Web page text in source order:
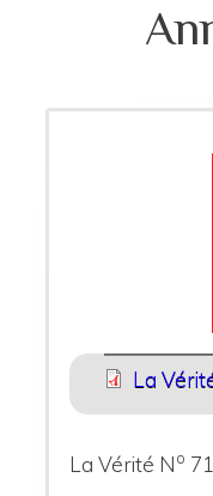
La
La Vérité No